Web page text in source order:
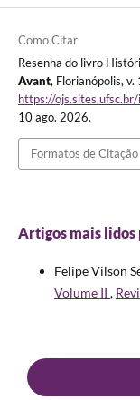
Como Citar
Resenha do livro
Avant, Florianópolis,
https://
10 ago. 2026.
Formatos de Citação
Artigos mais lidos
Felipe Vilson
Volume II ,